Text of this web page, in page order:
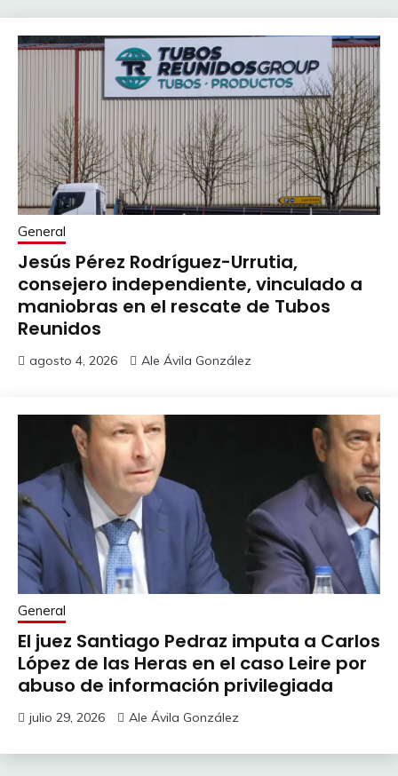
General
Jesús Pérez Rodríguez-Urrutia,
consejero independiente, vinculado a
maniobras en el rescate de Tubos
Reunidos
agosto 4, 2026 Ale Ávila González
General
El juez Santiago Pedraz imputa a Carlos
López de las Heras en el caso Leire por
abuso de información privilegiada
julio 29, 2026 Ale Ávila González